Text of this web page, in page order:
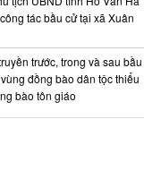
tác bầu cử tại xã Xuân
trước, trong và sau bầu
đồng bào dân tộc thiểu
bào tôn giáo